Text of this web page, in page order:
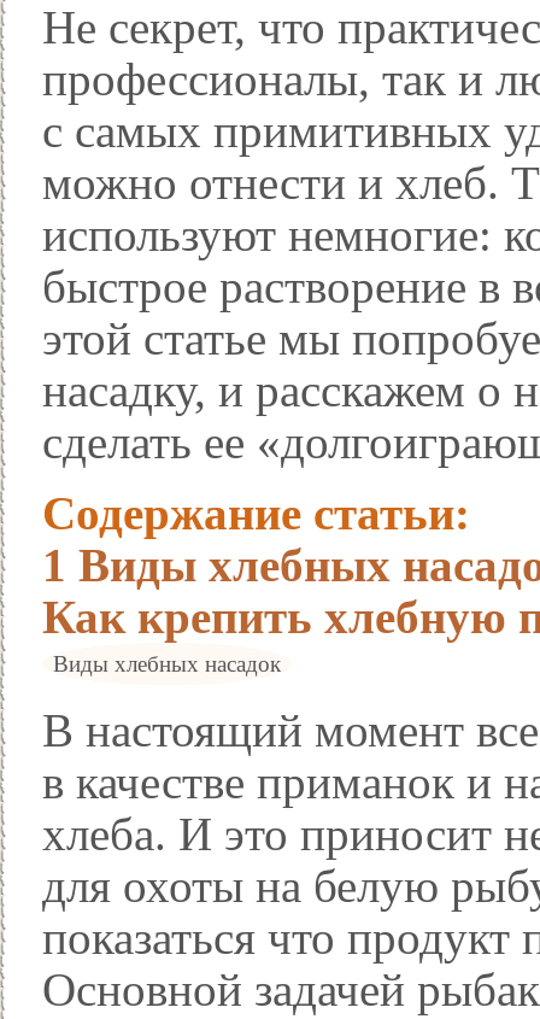
Не секрет, что
профессионалы, так и
с самых примитивных
можно отнести и хлеб.
используют немногие:
быстрое растворение в
этой статье мы
насадку, и расскажем о
сделать ее
Содержание статьи:
1 Виды хлебных
Как крепить хлебную
Виды хлебных насадок
В настоящий момент
в качестве приманок и
хлеба. И это приносит
для охоты на белую
показаться что
Основной задачей